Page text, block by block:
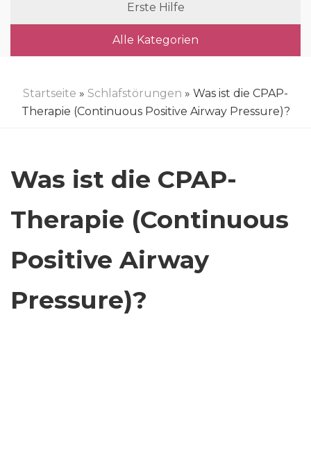
Erste Hilfe
Alle Kategorien
Startseite » Schlafstörungen » Was ist die CPAP-
Therapie (Continuous Positive Airway Pressure)?
Was ist die CPAP-
Therapie (Continuous
Positive Airway
Pressure)?